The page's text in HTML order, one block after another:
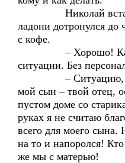
Николай встал,
ладони дотронулся до
с кофе.
– Хорошо!
ситуации. Без
– Ситуацию, в
мой сын – твой отец,
пустом доме со
руках я не считаю
всего для моего
на то и напоролся!
же мы с матерью!